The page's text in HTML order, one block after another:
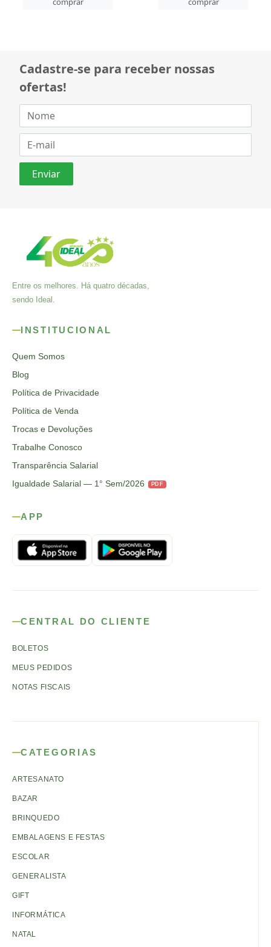
Cadastre-se para receber nossas
ofertas!
Entre os melhores. Há quatro décadas,
sendo Ideal.
INSTITUCIONAL
Quem Somos
Blog
Política de Privacidade
Política de Venda
Trocas e Devoluções
Trabalhe Conosco
Transparência Salarial
Igualdade Salarial — 1° Sem/2026
PDF
APP
CENTRAL DO CLIENTE
BOLETOS
MEUS PEDIDOS
NOTAS FISCAIS
CATEGORIAS
ARTESANATO
BAZAR
BRINQUEDO
EMBALAGENS E FESTAS
ESCOLAR
GENERALISTA
GIFT
INFORMÁTICA
NATAL